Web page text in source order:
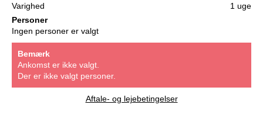
Varighed
1 uge
Personer
Ingen personer er valgt
Bemærk
Ankomst er ikke valgt.
Der er ikke valgt personer.
Aftale- og lejebetingelser